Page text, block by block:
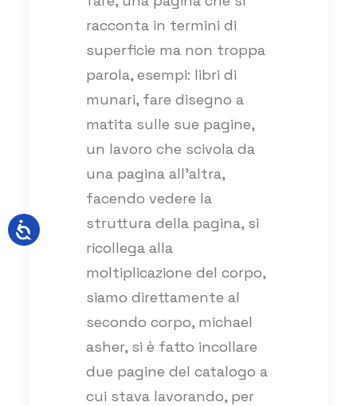
racconta in termini di
superficie ma non troppa
parola, esempi: libri di
munari, fare disegno a
matita sulle sue pagine,
un lavoro che scivola da
una pagina all’altra,
facendo vedere la
struttura della pagina, si
ricollega alla
moltiplicazione del corpo,
siamo direttamente al
secondo corpo, michael
asher, si è fatto incollare
due pagine del catalogo a
cui stava lavorando, per